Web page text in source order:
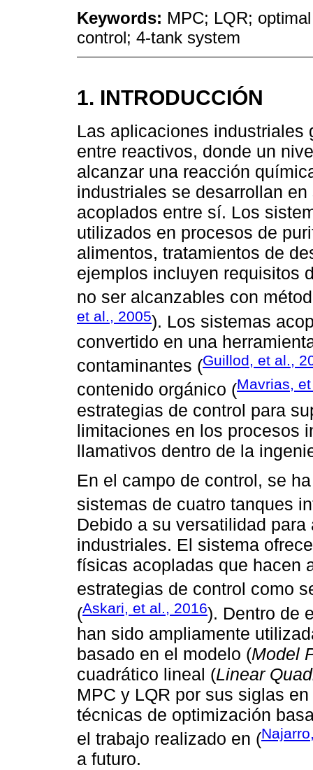
Keywords: MPC; LQR;
control; 4-tank system
1. INTRODUCCIÓN
Las aplicaciones industriales
entre reactivos, donde un
alcanzar una reacción
industriales se desarrollan
acoplados entre sí. Los
utilizados en procesos de
alimentos, tratamientos de
ejemplos incluyen requisitos
no ser alcanzables con
et al., 2005). Los sistemas
convertido en una
contaminantes (Guillod, et al.,
contenido orgánico (Mavrias,
estrategias de control para
limitaciones en los procesos
llamativos dentro de la
En el campo de control, se
sistemas de cuatro tanques
Debido a su versatilidad
industriales. El sistema
físicas acopladas que hacen
estrategias de control como
(Askari, et al., 2016). Dentro de
han sido ampliamente
basado en el modelo (Model
cuadrático lineal (Linear
MPC y LQR por sus siglas
técnicas de optimización
el trabajo realizado en (
a futuro.